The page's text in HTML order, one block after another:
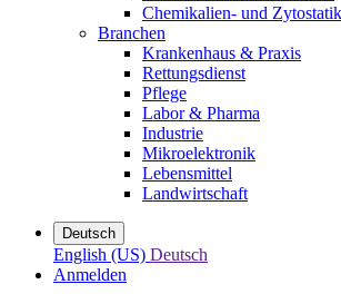
Chemikalien- und
Branchen
Krankenhaus & Praxis
Rettungsdienst
Pflege
Labor & Pharma
Industrie
Mikroelektronik
Lebensmittel
Landwirtschaft
Deutsch
English (US) Deutsch
Anmelden